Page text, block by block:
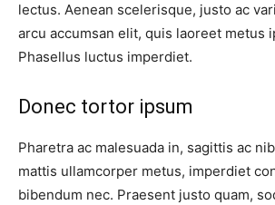
lectus. Aenean scelerisque, justo ac
arcu accumsan elit, quis laoreet metus
Phasellus luctus imperdiet.
Donec tortor ipsum
Pharetra ac malesuada in, sagittis ac
mattis ullamcorper metus, imperdiet
bibendum nec. Praesent justo quam,